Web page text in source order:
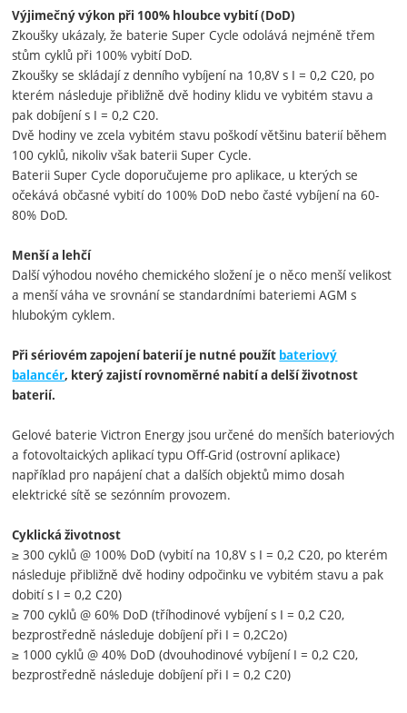
Výjimečný výkon při 100% hloubce vybití (DoD)
Zkoušky ukázaly, že baterie Super Cycle odolává nejméně třem
stům cyklů při 100% vybití DoD.
Zkoušky se skládají z denního vybíjení na 10,8V s I = 0,2 C20, po
kterém následuje přibližně dvě hodiny klidu ve vybitém stavu a
pak dobíjení s I = 0,2 C20.
Dvě hodiny ve zcela vybitém stavu poškodí většinu baterií během
100 cyklů, nikoliv však baterii Super Cycle.
Baterii Super Cycle doporučujeme pro aplikace, u kterých se
očekává občasné vybití do 100% DoD nebo časté vybíjení na 60-
80% DoD.
Menší a lehčí
Další výhodou nového chemického složení je o něco menší velikost
a menší váha ve srovnání se standardními bateriemi AGM s
hlubokým cyklem.
Při sériovém zapojení baterií je nutné použít bateriový
balancér, který zajistí rovnoměrné nabití a delší životnost
baterií.
Gelové baterie Victron Energy jsou určené do menších bateriových
a fotovoltaických aplikací typu Off-Grid (ostrovní aplikace)
například pro napájení chat a dalších objektů mimo dosah
elektrické sítě se sezónním provozem.
Cyklická životnost
≥ 300 cyklů @ 100% DoD (vybití na 10,8V s I = 0,2 C20, po kterém
následuje přibližně dvě hodiny odpočinku ve vybitém stavu a pak
dobití s I = 0,2 C20)
≥ 700 cyklů @ 60% DoD (tříhodinové vybíjení s I = 0,2 C20,
bezprostředně následuje dobíjení při I = 0,2C2o)
≥ 1000 cyklů @ 40% DoD (dvouhodinové vybíjení I = 0,2 C20,
bezprostředně následuje dobíjení při I = 0,2 C20)